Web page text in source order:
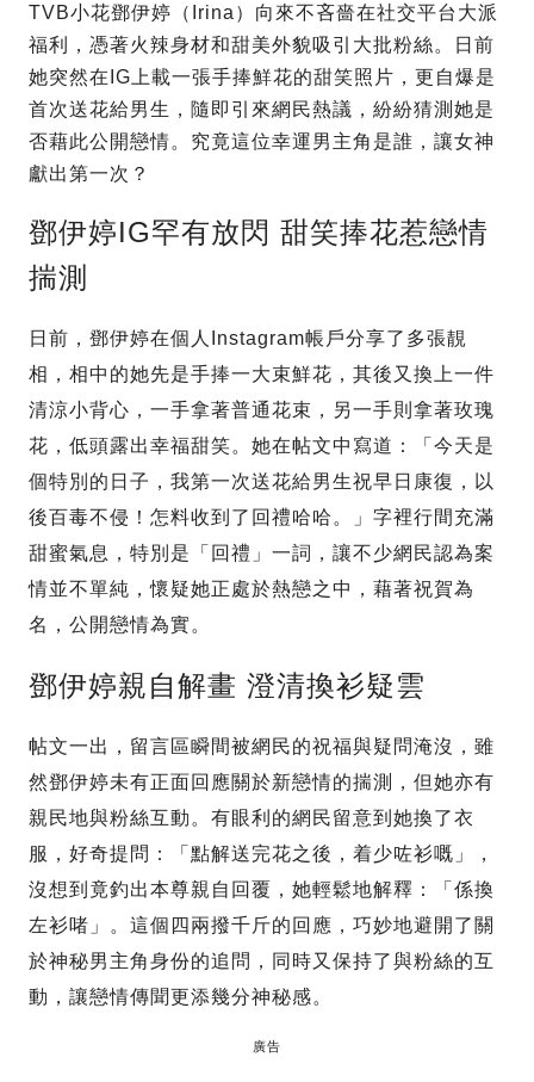
TVB小花鄧伊婷（Irina）向來不吝嗇在社交平台大派
福利，憑著火辣身材和甜美外貌吸引大批粉絲。日前
她突然在IG上載一張手捧鮮花的甜笑照片，更自爆是
首次送花給男生，隨即引來網民熱議，紛紛猜測她是
否藉此公開戀情。究竟這位幸運男主角是誰，讓女神
獻出第一次？
鄧伊婷IG罕有放閃 甜笑捧花惹戀情
揣測
日前，鄧伊婷在個人Instagram帳戶分享了多張靚
相，相中的她先是手捧一大束鮮花，其後又換上一件
清涼小背心，一手拿著普通花束，另一手則拿著玫瑰
花，低頭露出幸福甜笑。她在帖文中寫道：「今天是
個特別的日子，我第一次送花給男生祝早日康復，以
後百毒不侵！怎料收到了回禮哈哈。」字裡行間充滿
甜蜜氣息，特別是「回禮」一詞，讓不少網民認為案
情並不單純，懷疑她正處於熱戀之中，藉著祝賀為
名，公開戀情為實。
鄧伊婷親自解畫 澄清換衫疑雲
帖文一出，留言區瞬間被網民的祝福與疑問淹沒，雖
然鄧伊婷未有正面回應關於新戀情的揣測，但她亦有
親民地與粉絲互動。有眼利的網民留意到她換了衣
服，好奇提問：「點解送完花之後，着少咗衫嘅」，
沒想到竟釣出本尊親自回覆，她輕鬆地解釋：「係換
左衫啫」。這個四兩撥千斤的回應，巧妙地避開了關
於神秘男主角身份的追問，同時又保持了與粉絲的互
動，讓戀情傳聞更添幾分神秘感。
廣告